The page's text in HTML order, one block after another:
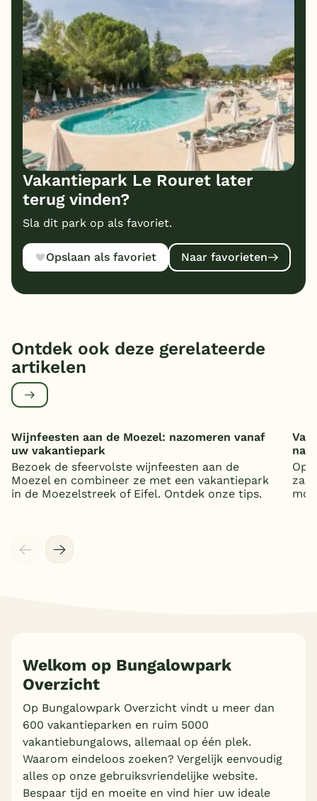
Vakantiepark Le Rouret later
terug vinden?
Sla dit park op als favoriet.
Opslaan als favoriet Naar favorieten
Ontdek ook deze gerelateerde
artikelen
Wijnfeesten aan de Moezel: nazomeren vanaf
uw vakantiepark
Bezoek de sfeervolste wijnfeesten aan de
Moezel en combineer ze met een vakantiepark
in de Moezelstreek of Eifel. Ontdek onze tips.
Op
Welkom op Bungalowpark
Overzicht
Op Bungalowpark Overzicht vindt u meer dan
600 vakantieparken en ruim 5000
vakantiebungalows, allemaal op één plek.
Waarom eindeloos zoeken? Vergelijk eenvoudig
alles op onze gebruiksvriendelijke website.
Bespaar tijd en moeite en vind hier uw ideale